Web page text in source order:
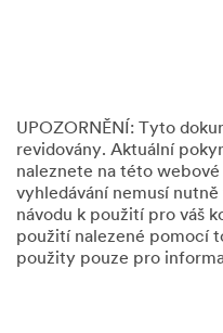
UPOZORNĚNÍ:
Tyto
revidovány. Aktuální
naleznete na této
vyhledávání nemusí
návodu k použití pro váš
použití nalezené pomocí
použity pouze pro